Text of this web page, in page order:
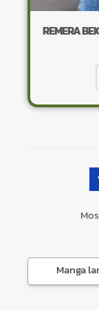
REMERA
Manga